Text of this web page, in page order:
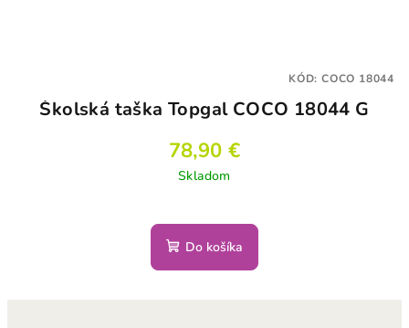
Školská taška Topgal COCO 18044 G
78,90 €
Skladom
Do košíka
KÓD: COCO 18044